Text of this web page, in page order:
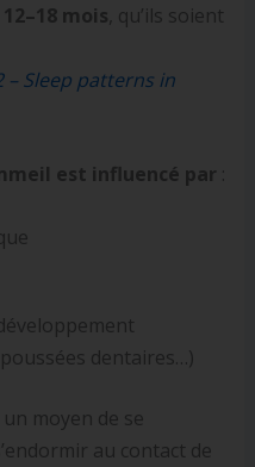
mois , qu’ils soient
– Sleep patterns in
est influencé par :
dentaires…)
un moyen de se
au contact de